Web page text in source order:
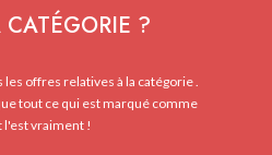
?
offres relatives à la catégorie .
tout ce qui est marqué comme
l'est vraiment !